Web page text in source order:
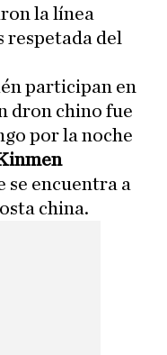
la línea
respetada del
participan en
dron chino fue
por la noche
se encuentra a
china.